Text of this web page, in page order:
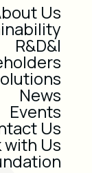
Us
R&D&I
News
Events
Us
with Us